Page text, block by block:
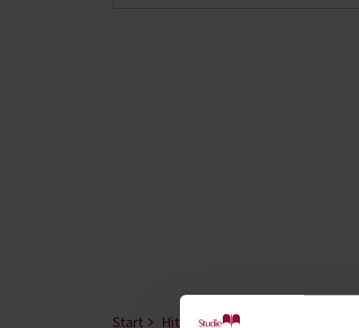
Start Hitta intresse